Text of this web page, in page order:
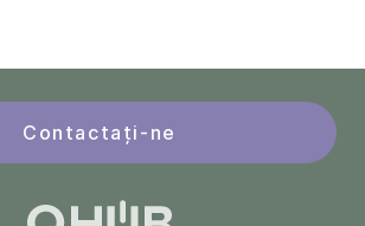
Contactați-ne